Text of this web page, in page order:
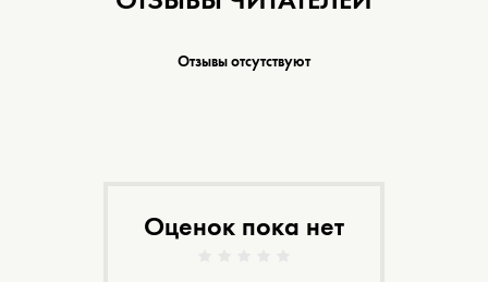
Отзывы отсутствуют
Оценок пока нет